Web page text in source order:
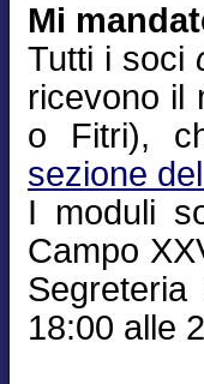
Mi
Tutti i soci
ricevono il
o Fitri),
sezione
I moduli
Campo
18:00 alle